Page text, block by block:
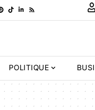
POLITIQUE